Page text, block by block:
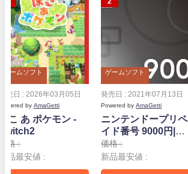
ゲームソフト
売日 : 2026年03月05日
by AmaGetti
こ あ ポケモン -
格 :
品最安値 :
ゲームソフト
発売日 : 2021年07月13日
Powered by AmaGetti
ニンテンドープリペ
イド番号 9000円|オ
ンラインコード版
価格 :
新品最安値 :